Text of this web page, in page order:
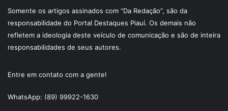
Somente os artigos assinados com “Da Redação”, são da
responsabilidade do Portal Destaques Piauí. Os demais não
refletem a ideologia deste veículo de comunicação e são de inteira
responsabilidades de seus autores.
Entre em contato com a gente!
WhatsApp: (89) 99922-1630